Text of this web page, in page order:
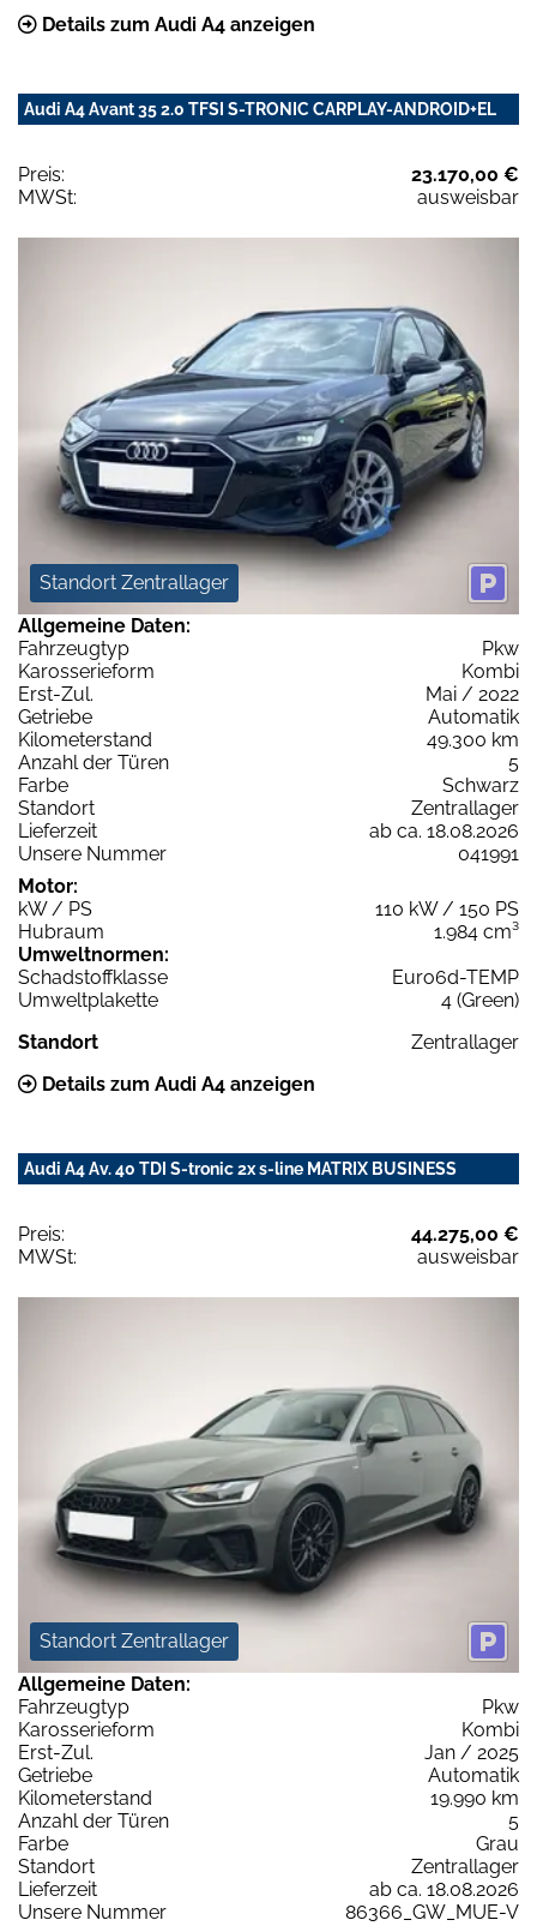
Details zum Audi A4 anzeigen
Audi A4 Avant 35 2.0 TFSI S-TRONIC CARPLAY-ANDROID+EL
Preis:
23.170,00 €
MWSt:
ausweisbar
Standort Zentrallager
Allgemeine Daten:
Fahrzeugtyp
Pkw
Karosserieform
Kombi
Erst-Zul.
Mai / 2022
Getriebe
Automatik
Kilometerstand
49.300 km
Anzahl der Türen
5
Farbe
Schwarz
Standort
Zentrallager
Lieferzeit
ab ca. 18.08.2026
Unsere Nummer
041991
Motor:
kW / PS
110 kW / 150 PS
Hubraum
1.984 cm³
Umweltnormen:
Schadstoffklasse
Euro6d-TEMP
Umweltplakette
4 (Green)
Standort
Zentrallager
Details zum Audi A4 anzeigen
Audi A4 Av. 40 TDI S-tronic 2x s-line MATRIX BUSINESS
Preis:
44.275,00 €
MWSt:
ausweisbar
Standort Zentrallager
Allgemeine Daten:
Fahrzeugtyp
Pkw
Karosserieform
Kombi
Erst-Zul.
Jan / 2025
Getriebe
Automatik
Kilometerstand
19.990 km
Anzahl der Türen
5
Farbe
Grau
Standort
Zentrallager
Lieferzeit
ab ca. 18.08.2026
Unsere Nummer
86366_GW_MUE-V